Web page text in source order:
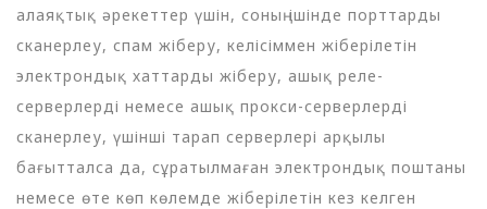
алаяқтық әрекеттер үшін, соның ішінде порттарды
сканерлеу, спам жіберу, келісіммен жіберілетін
электрондық хаттарды жіберу, ашық реле-
серверлерді немесе ашық прокси-серверлерді
сканерлеу, үшінші тарап серверлері арқылы
бағытталса да, сұратылмаған электрондық поштаны
немесе өте көп көлемде жіберілетін кез келген